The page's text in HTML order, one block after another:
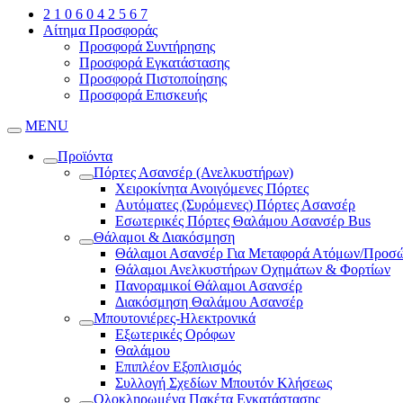
2 1 0 6 0 4 2 5 6 7
Αίτημα Προσφοράς
Προσφορά Συντήρησης
Προσφορά Εγκατάστασης
Προσφορά Πιστοποίησης
Προσφορά Επισκευής
MENU
Προϊόντα
Πόρτες Ασανσέρ (Ανελκυστήρων)
Χειροκίνητα Ανοιγόμενες Πόρτες
Αυτόματες (Συρόμενες) Πόρτες Ασανσέρ
Εσωτερικές Πόρτες Θαλάμου Ασανσέρ Bus
Θάλαμοι & Διακόσμηση
Θάλαμοι Ασανσέρ Για Μεταφορά Ατόμων/
Θάλαμοι Ανελκυστήρων Οχημάτων & Φορτίων
Πανοραμικοί Θάλαμοι Ασανσέρ
Διακόσμηση Θαλάμου Ασανσέρ
Μπουτονιέρες-Ηλεκτρονικά
Εξωτερικές Ορόφων
Θαλάμου
Επιπλέον Εξοπλισμός
Συλλογή Σχεδίων Μπουτόν Κλήσεως
Ολοκληρωμένα Πακέτα Εγκατάστασης